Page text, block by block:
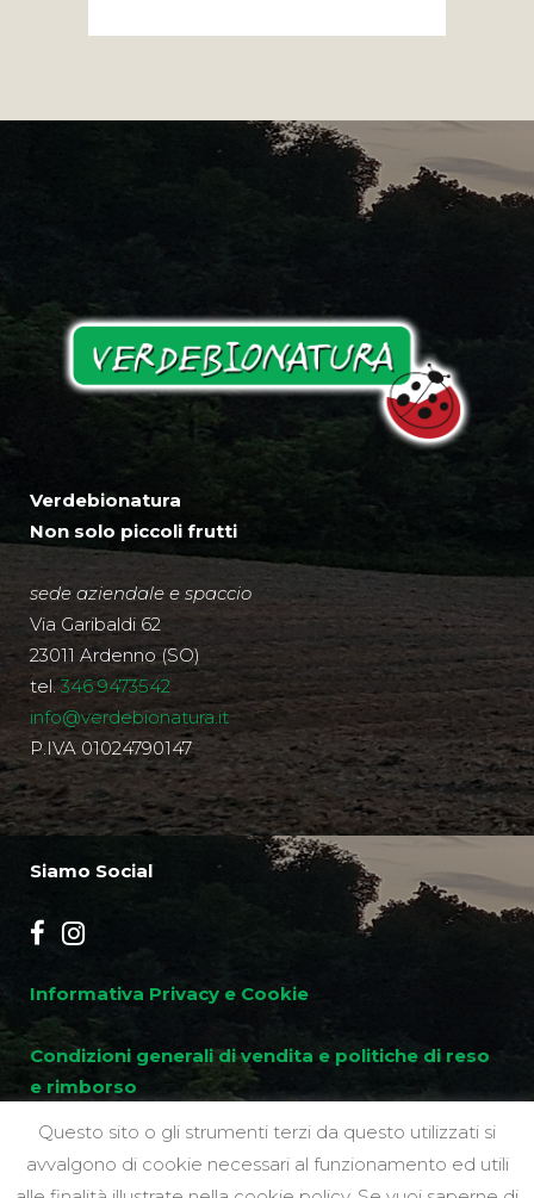
Verdebionatura
Non solo piccoli frutti
sede aziendale e spaccio
Via Garibaldi 62
23011 Ardenno (SO)
tel.346 9473542
info@verdebionatura.it
P.IVA 01024790147
Siamo Social
Informativa Privacy e Cookie
Condizioni generali di vendita e politiche di reso
e rimborso
Questo sito o gli strumenti terzi da questo utilizzati si
avvalgono di cookie necessari al funzionamento ed utili